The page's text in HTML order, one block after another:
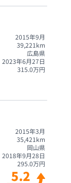
2015年9月
39,221 km
広島県
2023年6月27日
315.0万円
2015年3月
35,421 km
岡山県
2018年9月28日
295.0万円
5.2